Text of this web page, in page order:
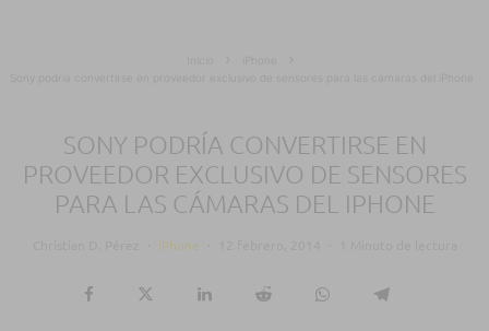
Sony podría convertirse en proveedor exclusivo de sensores para las cámaras del iPhone
SONY PODRÍA CONVERTIRSE EN
PROVEEDOR EXCLUSIVO DE SENSORES
PARA LAS CÁMARAS DEL IPHONE
iPhone